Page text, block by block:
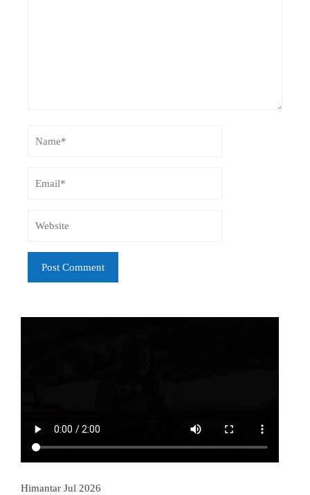
Himantar Jul 2026